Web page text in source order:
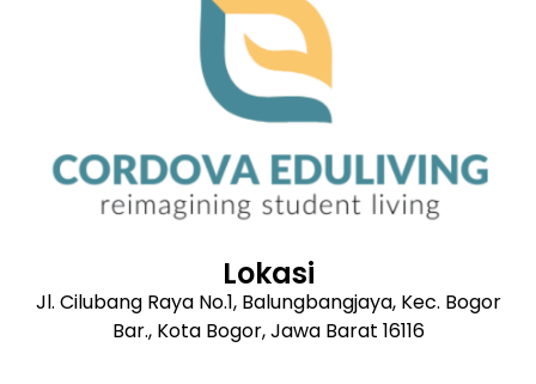
Lokasi
Jl. Cilubang Raya No.1, Balungbangjaya, Kec. Bogor
Bar., Kota Bogor, Jawa Barat 16116